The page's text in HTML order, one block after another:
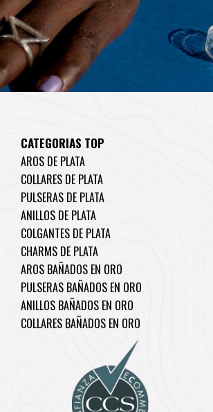
CATEGORIAS TOP
AROS DE PLATA
COLLARES DE PLATA
PULSERAS DE PLATA
ANILLOS DE PLATA
COLGANTES DE PLATA
CHARMS DE PLATA
AROS BAÑADOS EN ORO
PULSERAS BAÑADOS EN ORO
ANILLOS BAÑADOS EN ORO
COLLARES BAÑADOS EN ORO